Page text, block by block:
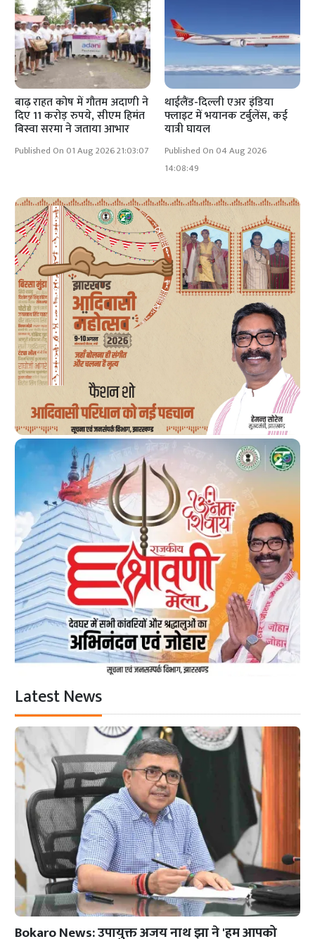
बाढ़ राहत कोष में गौतम अदाणी ने
दिए 11 करोड़ रुपये, सीएम हिमंत
बिस्वा सरमा ने जताया आभार
Published On 01 Aug 2026 21:03:07
थाईलैंड-दिल्ली एअर इंडिया
फ्लाइट में भयानक टर्बुलेंस, कई
यात्री घायल
Published On 04 Aug 2026
14:08:49
Latest News
Bokaro News: उपायुक्त अजय नाथ झा ने 'हम आपको